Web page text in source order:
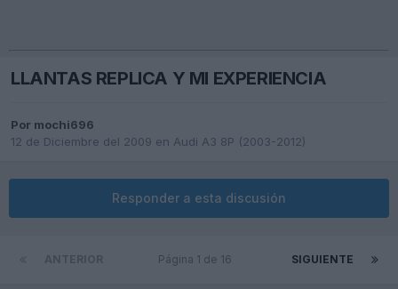
LLANTAS REPLICA Y MI EXPERIENCIA
Por mochi696
12 de Diciembre del 2009 en Audi A3 8P (2003-2012)
Responder a esta discusión
SIGUIENTE
Página 1 de 16